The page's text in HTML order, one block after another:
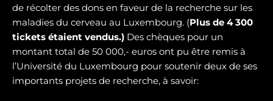
de récolter des dons en faveur de la recherche sur les
maladies du cerveau au Luxembourg. (Plus de 4 300
tickets étaient vendus.) Des chèques pour un
montant total de 50 000,- euros ont pu être remis à
l’Université du Luxembourg pour soutenir deux de ses
importants projets de recherche, à savoir: